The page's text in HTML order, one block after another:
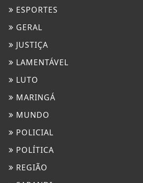
ESPORTES
GERAL
JUSTIÇA
LAMENTÁVEL
LUTO
MARINGÁ
MUNDO
POLICIAL
POLÍTICA
REGIÃO